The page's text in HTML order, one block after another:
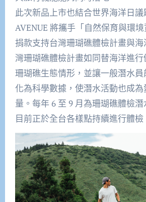
此次新品上市也結合世界海洋日議
AVENUE 將攜手「自然保育與環境
捐款支持台灣珊瑚礁體檢計畫與
灣珊瑚礁體檢計畫如同替海洋進
珊瑚礁生態情形，並讓一般潛水
化為科學數據，使潛水活動也成
量。每年 6 至 9 月為珊瑚礁體檢潛
目前正於全台各樣點持續進行體檢